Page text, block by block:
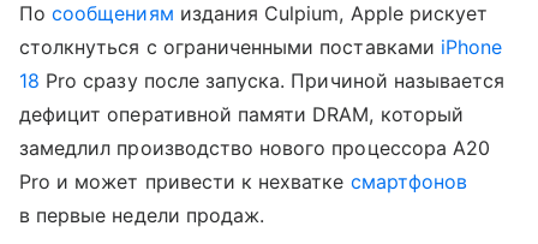
Посообщениям издания Culpium, Apple рискует
столкнуться с ограниченными поставками iPhone
18 Pro сразу после запуска. Причиной называется
дефицит оперативной памяти DRAM, который
замедлил производство нового процессора A20
Pro и может привести к нехватке смартфонов
в первые недели продаж.